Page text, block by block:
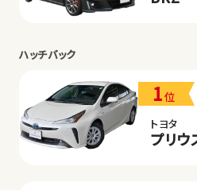
ハッチバック
1位
トヨタ
プリウ